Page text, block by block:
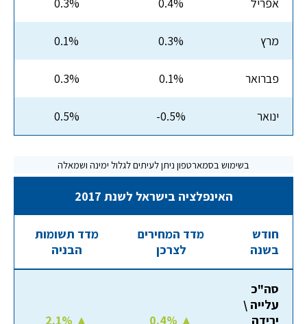
אפריל 0.4%
0.3%
מרץ 0.3%
0.1%
פברואר 0.1%
0.3%
ינואר -0.5%
0.5%
האינפלציה בישראל לשנת 2017
חודש
בשנה
מדד המחירים
לצרכן
מדד תשומות
הבניה
סה"כ
עלייה \
ירידה
0.4% ▲
2.1% ▲